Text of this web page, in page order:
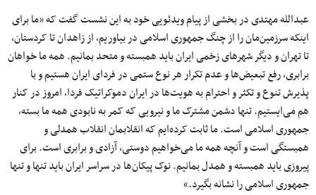
عبدالله مهتدی در بخشی از پیام ویدئویی خود به این نشست گفت که «ما برای
اینکه سرزمین‌مان را از چنگ جمهوری اسلامی در بیاوریم، از زاهدان تا کردستان،
تا تهران و دیگر شهرهای زخمی ایران باید همبسته و متحد بمانیم. همه ما خواهان
برابری، رفع تبعیض‌ها و عدم تکرار هر نوع ستمی در فردای ایران هستیم و با
پذیرش تنوع و تکثر و احترام به هویت‌ها در ایران دموکراتیک فردا، امروز در کنار
هم می‌ایستیم. تنها دشمن مشترک ما و نیرویی که کمر به نابودی همه ما بسته،
جمهوری اسلامی است. ما ثابت کرده‌ایم که انقلابمان انقلاب همدلی و
همبستگی است و آنچه همه ما می‌خواهیم دوستی، آزادی و برابری است. برای
پیروزی باید همبسته و همدل بمانیم. نوک پیکان‌ها در سراسر ایران باید تنها و تنها
جمهوری اسلامی را نشانه بگیرد.»